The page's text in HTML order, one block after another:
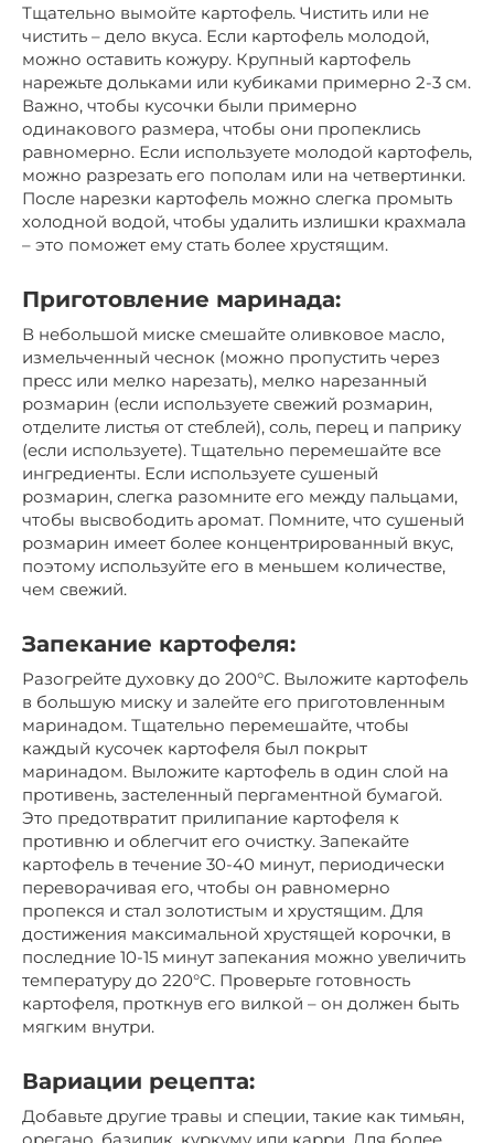
Тщательно вымойте картофель. Чистить или не
чистить – дело вкуса. Если картофель молодой,
можно оставить кожуру. Крупный картофель
нарежьте дольками или кубиками примерно 2-3 см.
Важно, чтобы кусочки были примерно
одинакового размера, чтобы они пропеклись
равномерно. Если используете молодой картофель,
можно разрезать его пополам или на четвертинки.
После нарезки картофель можно слегка промыть
холодной водой, чтобы удалить излишки крахмала
– это поможет ему стать более хрустящим.
Приготовление маринада:
В небольшой миске смешайте оливковое масло,
измельченный чеснок (можно пропустить через
пресс или мелко нарезать), мелко нарезанный
розмарин (если используете свежий розмарин,
отделите листья от стеблей), соль, перец и паприку
(если используете). Тщательно перемешайте все
ингредиенты. Если используете сушеный
розмарин, слегка разомните его между пальцами,
чтобы высвободить аромат. Помните, что сушеный
розмарин имеет более концентрированный вкус,
поэтому используйте его в меньшем количестве,
чем свежий.
Запекание картофеля:
Разогрейте духовку до 200°C. Выложите картофель
в большую миску и залейте его приготовленным
маринадом. Тщательно перемешайте, чтобы
каждый кусочек картофеля был покрыт
маринадом. Выложите картофель в один слой на
противень, застеленный пергаментной бумагой.
Это предотвратит прилипание картофеля к
противню и облегчит его очистку. Запекайте
картофель в течение 30-40 минут, периодически
переворачивая его, чтобы он равномерно
пропекся и стал золотистым и хрустящим. Для
достижения максимальной хрустящей корочки, в
последние 10-15 минут запекания можно увеличить
температуру до 220°C. Проверьте готовность
картофеля, проткнув его вилкой – он должен быть
мягким внутри.
Вариации рецепта:
Добавьте другие травы и специи, такие как тимьян,